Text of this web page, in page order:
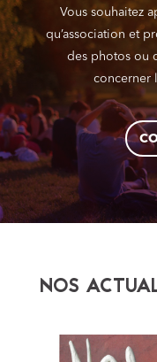
Vous souhaitez
qu’association et
des photos ou
concerner
NOS